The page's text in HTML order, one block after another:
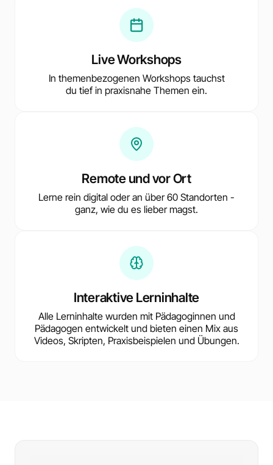
Live Workshops
In themenbezogenen Workshops tauchst
du tief in praxisnahe Themen ein.
Remote und vor Ort
Lerne rein digital oder an über 60 Standorten -
ganz, wie du es lieber magst.
Interaktive Lerninhalte
Alle Lerninhalte wurden mit Pädagoginnen und
Pädagogen entwickelt und bieten einen Mix aus
Videos, Skripten, Praxisbeispielen und Übungen.